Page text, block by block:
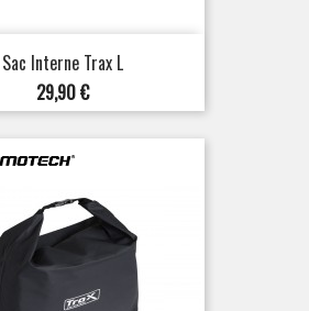
Sac Interne Trax L
Prix
29,90 €